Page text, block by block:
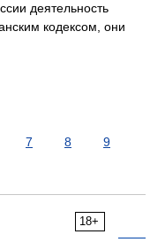
деятельность
кодексом, они
7 8
9
18+